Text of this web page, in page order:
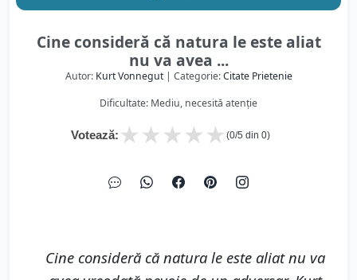
Cine consideră că natura le este aliat
nu va avea ...
Autor: Kurt Vonnegut| Categorie:Citate Prietenie
Dificultate: Mediu, necesită atenție
Votează: ★
★
★
★
★ (0/5 din 0)
Cine consideră că natura le este aliat nu va